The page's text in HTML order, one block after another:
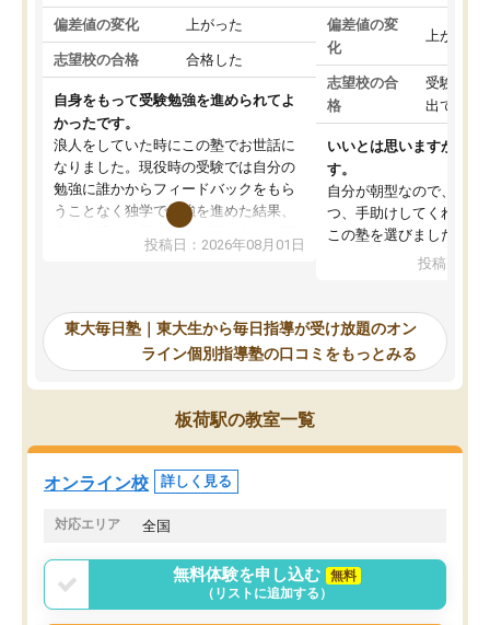
偏差値の変化 上がった
志望校の合格 合格した
自身をもって受験勉強を進められてよ
かったです。
浪人をしていた時にこの塾でお世話に
なりました。現役時の受験では自分の
勉強に誰かからフィードバックをもら
うことなく独学で勉強を進めた結果、
入試本番に地歴の学習が間に合わず不
合格となってしまいました。その経験
東大毎日塾にたどり着きました。学習
の長期計画や日々の勉強のやり方につ
いて客観的なアドバイスをいただけた
ので、自信をもって受験勉強を進める
ことができました。自分のように勉強
のやり方や進捗管理で苦労している方
には特におすすめしたい塾です。
投稿日：2026年08月01日
偏差値の変
化
上がった
志望校の合
格
受験して
出ていな
いいとは思いますが、料
す。
自分が朝型なので、自習
つ、手助けしてくれる設
この塾を選びました。
投稿日：
東大毎日塾｜東大生から毎日指導が受け放題のオン
ライン個別指導塾の口コミをもっとみる
板荷駅の教室一覧
オンライン校 詳しく見る
対応エリア 全国
無料体験を申し込む
無料
（リストに追加する）